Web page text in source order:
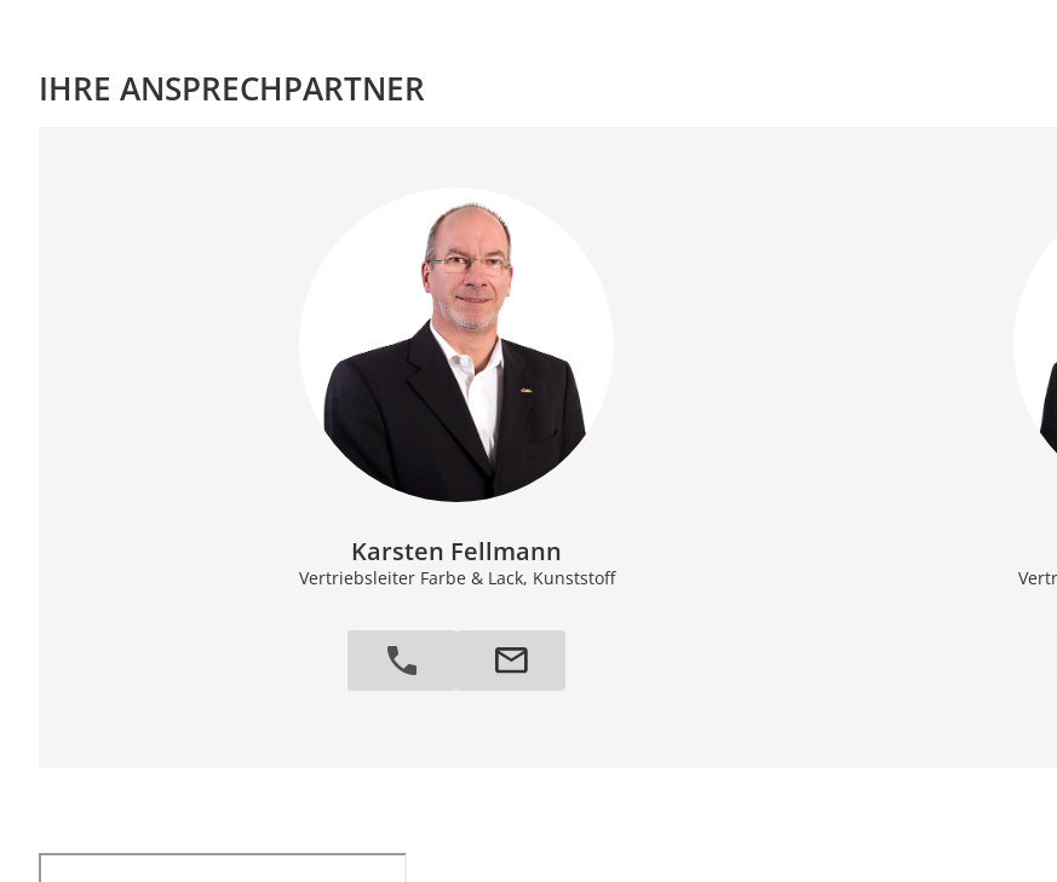
IHRE ANSPRECHPARTNER
Karsten Fellmann
Vertriebsleiter Farbe & Lack, Kunststoff